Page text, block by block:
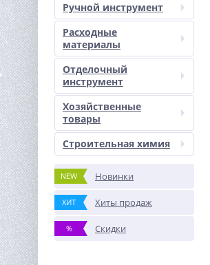
Ручной инструмент
Расходные
материалы
Отделочный
инструмент
Хозяйственные
товары
Строительная химия
NEW Новинки
ХИТ Хиты продаж
% Скидки